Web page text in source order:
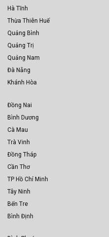
Hà Tĩnh
Thừa Thiên Huế
Quảng Bình
Quảng Trị
Quảng Nam
Đà Nẵng
Khánh Hòa
Đồng Nai
Bình Dương
Cà Mau
Trà Vinh
Đồng Tháp
Cần Thơ
TP Hồ Chí Minh
Tây Ninh
Bến Tre
Bình Định